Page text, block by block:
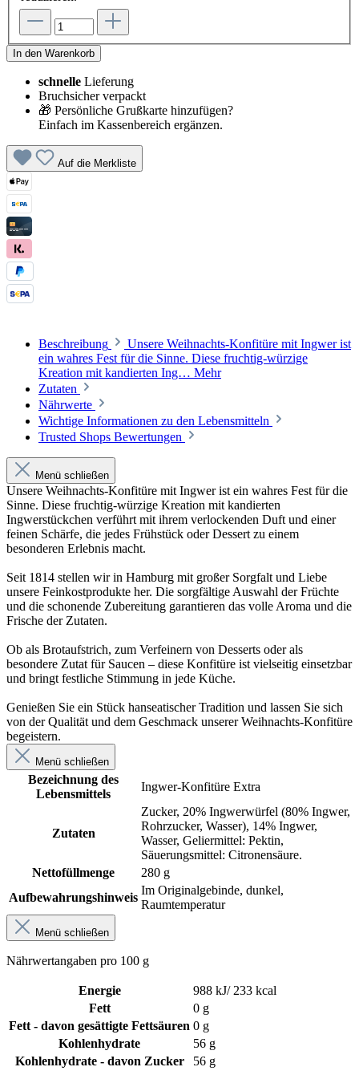
In den Warenkorb
schnelle Lieferung
Bruchsicher verpackt
🎁 Persönliche Grußkarte hinzufügen?
Einfach im Kassenbereich ergänzen.
Auf die Merkliste
Beschreibung
Unsere Weihnachts-Konfitüre mit Ingwer ist
ein wahres Fest für die Sinne. Diese fruchtig-würzige
Kreation mit kandierten Ing… Mehr
Zutaten
Nährwerte
Wichtige Informationen zu den Lebensmitteln
Trusted Shops Bewertungen
Menü schließen
Unsere Weihnachts-Konfitüre mit Ingwer ist ein wahres Fest für die
Sinne. Diese fruchtig-würzige Kreation mit kandierten
Ingwerstückchen verführt mit ihrem verlockenden Duft und einer
feinen Schärfe, die jedes Frühstück oder Dessert zu einem
besonderen Erlebnis macht.
Seit 1814 stellen wir in Hamburg mit großer Sorgfalt und Liebe
unsere Feinkostprodukte her. Die sorgfältige Auswahl der Früchte
und die schonende Zubereitung garantieren das volle Aroma und die
Frische der Zutaten.
Ob als Brotaufstrich, zum Verfeinern von Desserts oder als
besondere Zutat für Saucen – diese Konfitüre ist vielseitig einsetzbar
und bringt festliche Stimmung in jede Küche.
Genießen Sie ein Stück hanseatischer Tradition und lassen Sie sich
von der Qualität und dem Geschmack unserer Weihnachts-Konfitüre
begeistern.
Menü schließen
Bezeichnung des
Lebensmittels
Ingwer-Konfitüre Extra
Zutaten
Zucker, 20% Ingwerwürfel (80% Ingwer,
Rohrzucker, Wasser), 14% Ingwer,
Wasser, Geliermittel: Pektin,
Säuerungsmittel: Citronensäure.
Nettofüllmenge
280 g
Aufbewahrungshinweis
Im Originalgebinde, dunkel,
Raumtemperatur
Menü schließen
Nährwertangaben pro 100 g
Energie
988 kJ/ 233 kcal
Fett
0 g
Fett - davon gesättigte Fettsäuren 0 g
Kohlenhydrate
56 g
Kohlenhydrate - davon Zucker
56 g